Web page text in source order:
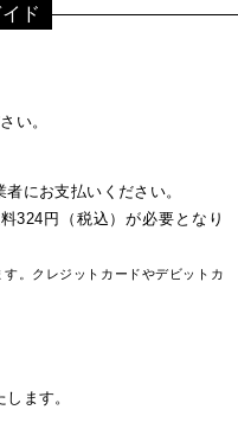
ド
い。
にお支払いください。
324円（税込）が必要となり
。クレジットカードやデビットカ
ます。